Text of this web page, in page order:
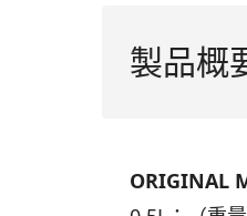
製品概
ORIGINAL